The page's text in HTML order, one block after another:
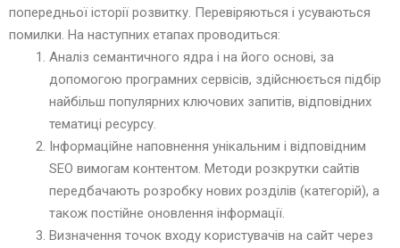
попередньої історії розвитку. Перевіряються і усуваються
помилки. На наступних етапах проводиться:
Аналіз семантичного ядра і на його основі, за
допомогою програмних сервісів, здійснюється підбір
найбільш популярних ключових запитів, відповідних
тематиці ресурсу.
Інформаційне наповнення унікальним і відповідним
SЕО вимогам контентом. Методи розкрутки сайтів
передбачають розробку нових розділів (категорій), а
також постійне оновлення інформації.
Визначення точок входу користувачів на сайт через